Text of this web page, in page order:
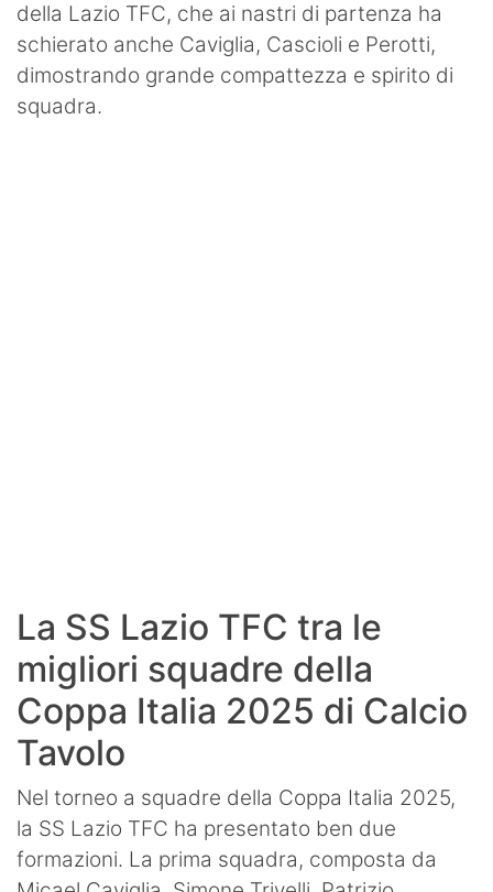
della Lazio TFC, che ai nastri di partenza ha
schierato anche Caviglia, Cascioli e Perotti,
dimostrando grande compattezza e spirito di
squadra.
La SS Lazio TFC tra le
migliori squadre della
Coppa Italia 2025 di Calcio
Tavolo
Nel torneo a squadre della Coppa Italia 2025,
la SS Lazio TFC ha presentato ben due
formazioni. La prima squadra, composta da